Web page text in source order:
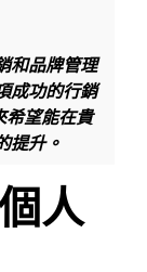
和品牌管理
成功的行銷
希望能在貴
提升。
人